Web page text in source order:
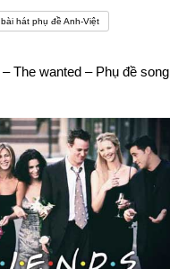
hát phụ đề Anh-Việt
The wanted – Phụ đề song